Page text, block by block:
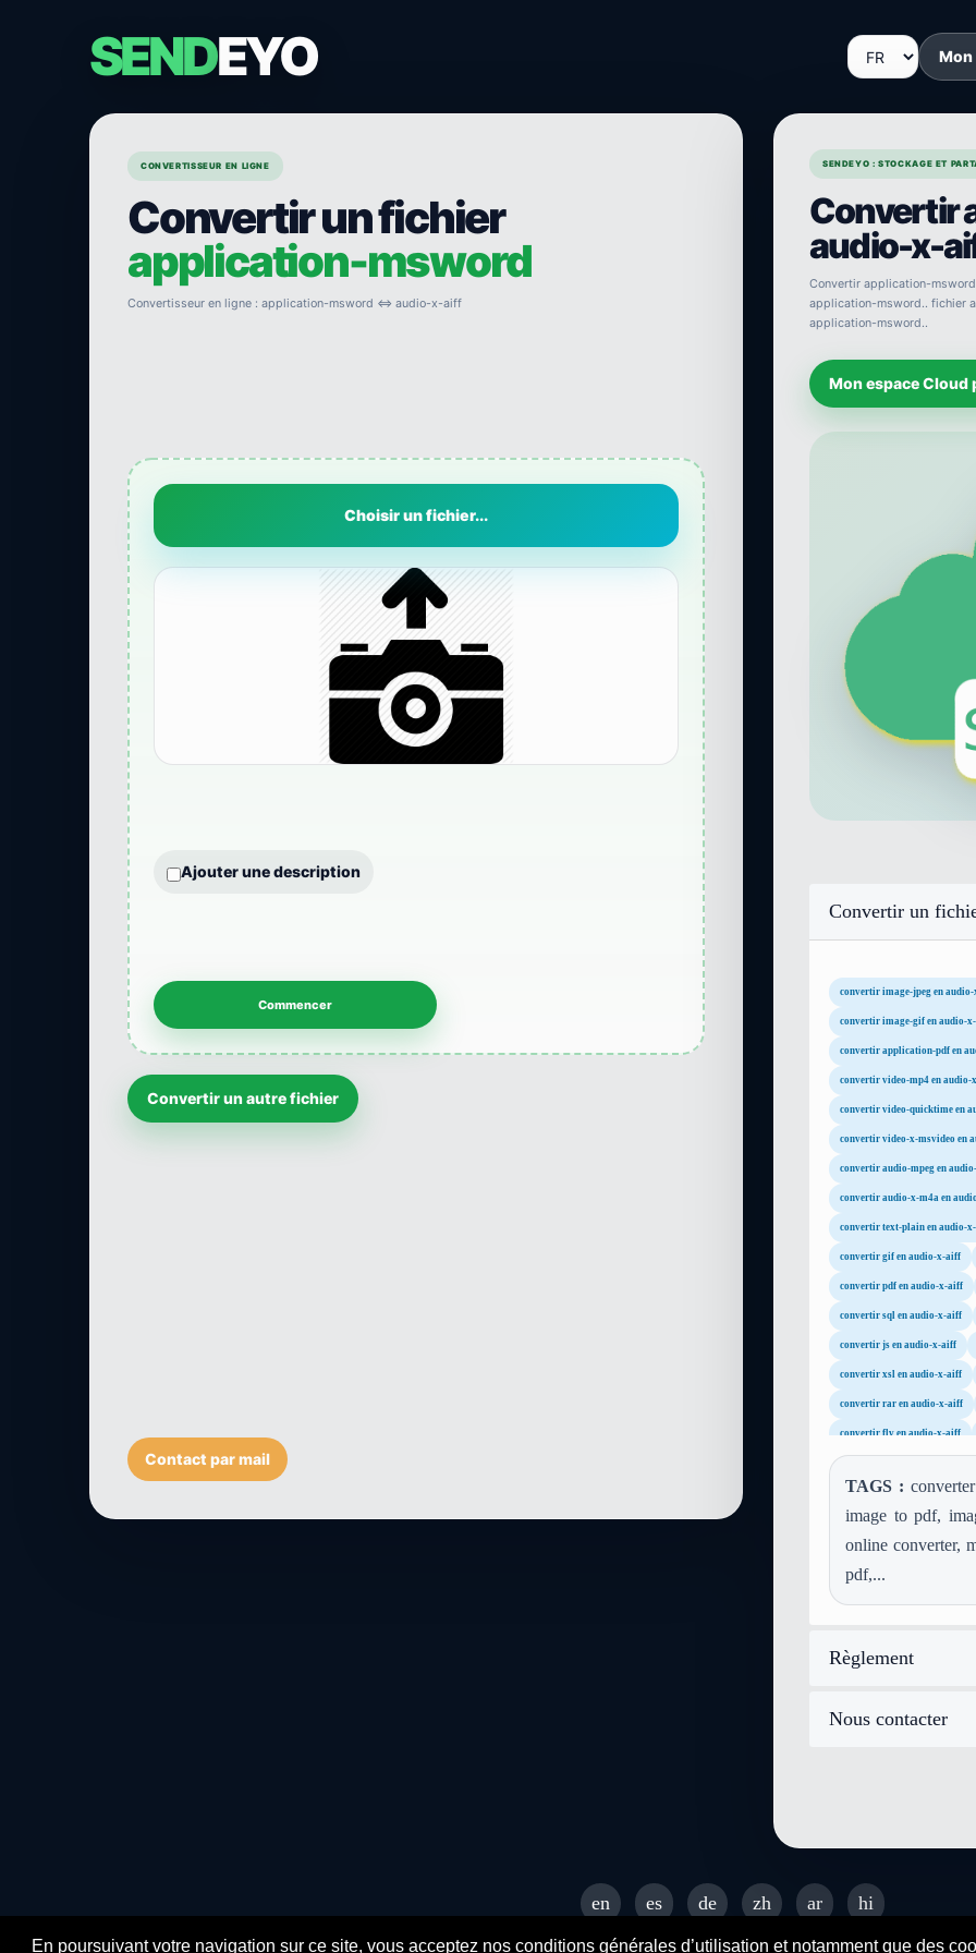
En poursuivant votre navigation sur ce site, vous acceptez nos conditions générales d’utilisation et notamment que des
SENDEYO Mon
CONVERTISSEUR EN LIGNE
Convertir un fichier
application-msword
Convertisseur en ligne : application-msword ⇔ audio-x-aiff
Choisir un fichier...
Ajouter une description
Convertir un autre fichier
Contact par mail
SENDEYO : STOCKAGE ET
Convertir
audio-x-
Convertir application-
application-msword.. fichier
application-msword..
Mon espace Cloud
Convertir un
convertir image-jpeg en
convertir image-gif en audio-
convertir application-pdf en
convertir video-mp4 en audio-
convertir video-quicktime en
convertir video-x-msvideo en
convertir audio-mpeg en
convertir audio-x-m4a en
convertir text-plain en audio-
convertir gif en audio-x-aiff
convertir pdf en audio-x-aiff
convertir sql en audio-x-aiff
convertir js en audio-x-aiff
convertir xsl en audio-x-aiff
convertir rar en audio-x-aiff
convertir flv en audio-x-aiff
convertir mp3 en audio-x-aiff
convertir mid en audio-x-aiff
convertir aiff en audio-x-aiff
convertir webp en audio-x-aiff
TAGS :
image to pdf,
online converter,
pdf,...
Règlement
Nous contacter
en es de zh ar
hi
© 2026 SENDEYO - All rights reserved